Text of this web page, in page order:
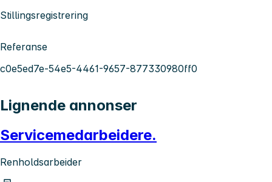
Stillingsregistrering
Referanse
c0e5ed7e-54e5-4461-9657-877330980ff0
Lignende annonser
Servicemedarbeidere.
Renholdsarbeider